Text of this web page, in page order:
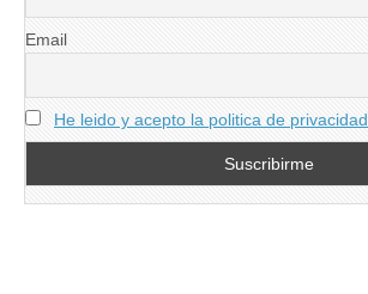
Email
He leido y acepto la politica de privacidad